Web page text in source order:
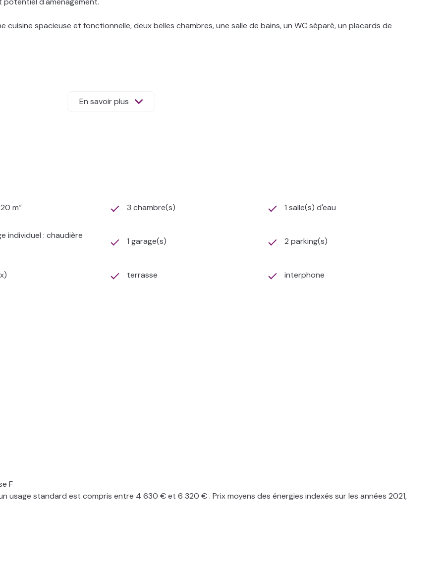
cuisine spacieuse et fonctionnelle, deux belles chambres, une salle de bains, un WC séparé, un placards de
jardin agréable clos et arboré et d’un garage.
avec création d’une chambre supplémentaire.
En savoir plus
m² 3 chambre(s) 1 salle(s) d'eau
individuel : chaudière
1 garage(s) 2 parking(s)
terrasse interphone
F
usage standard est compris entre 4 630 € et 6 320 € . Prix moyens des énergies indexés sur les années 2021,